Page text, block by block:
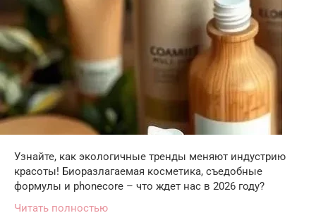
Узнайте, как экологичные тренды меняют индустрию
красоты! Биоразлагаемая косметика, съедобные
формулы и phonecore – что ждет нас в 2026 году?
Читать полностью